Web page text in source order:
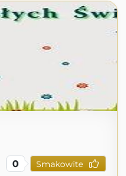
0 Smakowite